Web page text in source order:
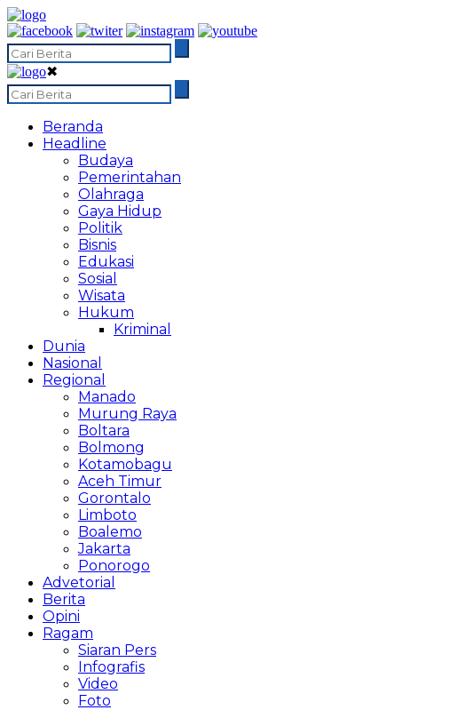
✖
Beranda
Headline
Budaya
Pemerintahan
Olahraga
Gaya Hidup
Politik
Bisnis
Edukasi
Sosial
Wisata
Hukum
Kriminal
Dunia
Nasional
Regional
Manado
Murung Raya
Boltara
Bolmong
Kotamobagu
Aceh Timur
Gorontalo
Limboto
Boalemo
Jakarta
Ponorogo
Advetorial
Berita
Opini
Ragam
Siaran Pers
Infografis
Video
Foto